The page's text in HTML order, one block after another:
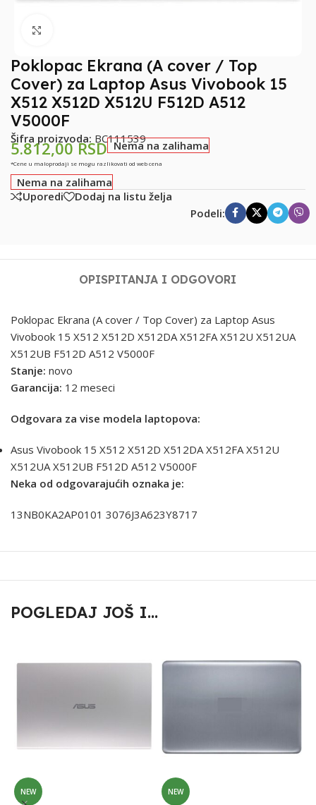
Poklopac Ekrana (A cover / Top
Cover) za Laptop Asus Vivobook 15
X512 X512D X512U F512D A512
V5000F
Šifra proizvoda: BC111539
5.812,00RSD Nema na zalihama
*Cene u maloprodaji se mogu razlikovati od web cena
Nema na zalihama
Uporedi
Dodaj na listu želja
Podeli:
OPISPITANJA I ODGOVORI
Poklopac Ekrana (A cover / Top Cover) za Laptop Asus
Vivobook 15 X512 X512D X512DA X512FA X512U X512UA
X512UB F512D A512 V5000F
Stanje: novo
Garancija: 12 meseci
Odgovara za vise modela laptopova:
Asus Vivobook 15 X512 X512D X512DA X512FA X512U
X512UA X512UB F512D A512 V5000F
Neka od odgovarajućih oznaka je:
13NB0KA2AP0101 3076J3A623Y8717
POGLEDAJ JOŠ I...
NEW NEW